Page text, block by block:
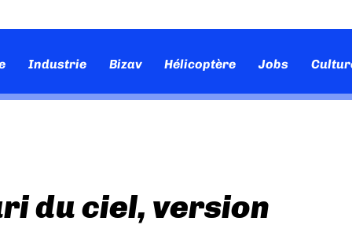
Industrie Bizav Hélicoptère Jobs
du ciel, version